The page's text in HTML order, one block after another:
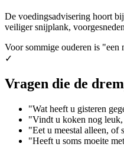
De voedingsadvisering hoort
veiliger snijplank,
Voor sommige ouderen is
✓
Vragen die de
"Wat heeft u gisteren
"Vindt u koken nog
"Eet u meestal alleen, of
"Heeft u soms moeite